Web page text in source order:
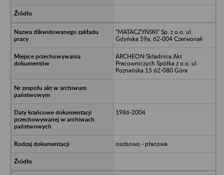
"MATACZYŃSKI" Sp. z o.o. ul.
Gdyńska 59a, 62-004 Czerwonak
ARCHEON Składnica Akt
Pracowniczych Spółka z o.o. ul.
Poznańska 15 62-080 Góra
1986-2004
osobowo - płacowa